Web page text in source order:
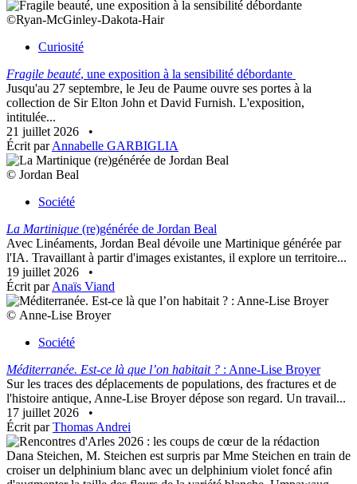
©Ryan-McGinley-Dakota-Hair
Curiosité
Fragile beauté, une exposition à la sensibilité débordante
Jusqu'au 27 septembre, le Jeu de Paume ouvre ses portes à la
collection de Sir Elton John et David Furnish. L'exposition,
intitulée...
21 juillet 2026
•
Écrit parAnnabelle GARBIGLIA
© Jordan Beal
Société
La Martinique (re)générée de Jordan Beal
Avec Linéaments, Jordan Beal dévoile une Martinique générée par
l'IA. Travaillant à partir d'images existantes, il explore un territoire...
19 juillet 2026
•
Écrit parAnaïs Viand
© Anne-Lise Broyer
Société
Méditerranée. Est-ce là que l’on habitait ? : Anne-Lise Broyer
Sur les traces des déplacements de populations, des fractures et de
l'histoire antique, Anne-Lise Broyer dépose son regard. Un travail...
17 juillet 2026
•
Écrit parThomas Andrei
Dana Steichen, M. Steichen est surpris par Mme Steichen en train de
croiser un delphinium blanc avec un delphinium violet foncé afin